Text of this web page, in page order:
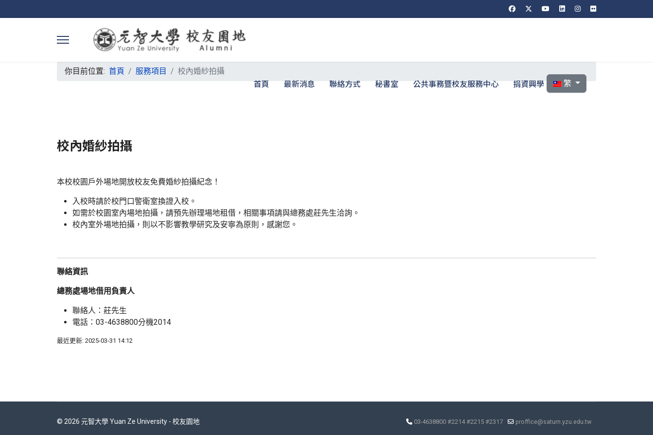
首頁 最新消息 聯絡方式 秘書室 公共事務暨校友服務中心 捐資興學 選擇你的語言
繁
你目前位置: 首頁 服務項目 校內婚紗拍攝
校內婚紗拍攝
本校校園戶外場地開放校友免費婚紗拍攝紀念！
入校時請於校門口警衛室換證入校。
如需於校園室內場地拍攝，請預先辦理場地租借，相關事項請與總務處莊先生洽詢。
校內室外場地拍攝，則以不影響教學研究及安寧為原則，感謝您。
聯絡資訊
總務處場地借用負責人
聯絡人：莊先生
電話：03-4638800分機2014
最近更新: 2025-03-31 14:12
© 2026 元智大學 Yuan Ze University - 校友園地 03-4638800 #2214 #2215 #2317 proffice@saturn.yzu.edu.tw